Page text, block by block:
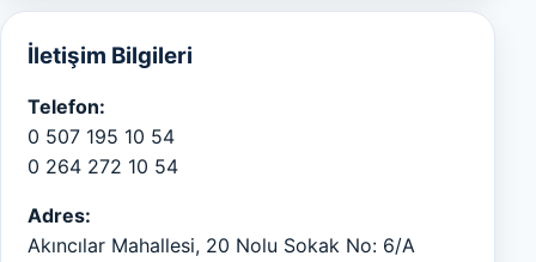
İletişim Bilgileri
Telefon:
0 507 195 10 54
0 264 272 10 54
Adres:
Akıncılar Mahallesi, 20 Nolu Sokak No: 6/A